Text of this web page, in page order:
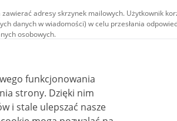
adresy skrzynek mailowych. Użytkownik
danych w wiadomości) w celu przesłania
osobowych.
(z wyłączeniem treści audiowizualnych), są
Commons: uznanie autorstwa - na tych samych
audiowizualne, w tym zdjęcia, materiały
Commons: uznanie autorstwa użycie
NC-ND 4.0), o ile nie jest to stwierdzone inaczej.
funkcjonowania
Dzięki nim
i stale ulepszać nasze